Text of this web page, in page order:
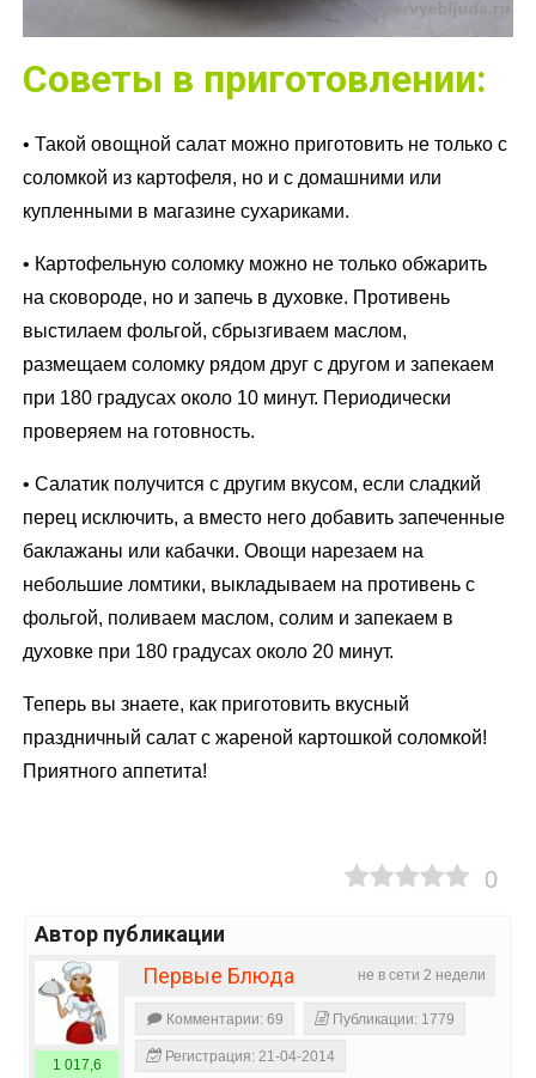
Советы в приготовлении:
• Такой овощной салат можно приготовить не только с
соломкой из картофеля, но и с домашними или
купленными в магазине сухариками.
• Картофельную соломку можно не только обжарить
на сковороде, но и запечь в духовке. Противень
выстилаем фольгой, сбрызгиваем маслом,
размещаем соломку рядом друг с другом и запекаем
при 180 градусах около 10 минут. Периодически
проверяем на готовность.
• Салатик получится с другим вкусом, если сладкий
перец исключить, а вместо него добавить запеченные
баклажаны или кабачки. Овощи нарезаем на
небольшие ломтики, выкладываем на противень с
фольгой, поливаем маслом, солим и запекаем в
духовке при 180 градусах около 20 минут.
Теперь вы знаете, как приготовить вкусный
праздничныйсалат с жареной картошкой соломкой!
Приятного аппетита!
0
Автор публикации
не в сети 2 недели
Первые Блюда
1 017,6
Комментарии: 69 Публикации: 1779
Регистрация: 21-04-2014